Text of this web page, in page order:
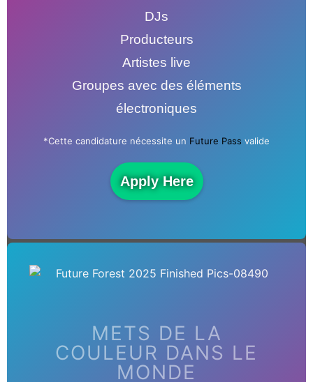
DJs
Producteurs
Artistes live
Groupes avec des éléments
électroniques
*Cette candidature nécessite un Future Pass valide
Apply Here
METS DE LA
COULEUR DANS LE
MONDE